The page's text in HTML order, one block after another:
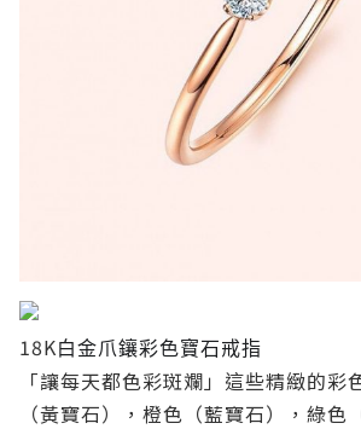
18K白金爪鑲彩色寶石戒指
「讓每天都色彩斑斕」這些精緻的彩
（黃寶石），橙色（藍寶石），綠色